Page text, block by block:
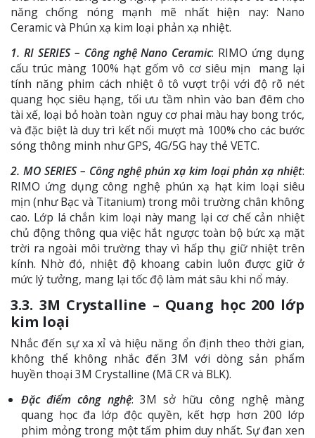
năng chống nóng mạnh mẽ nhất hiện nay: Nano
Ceramic và Phún xạ kim loại phản xạ nhiệt.
1. RI SERIES – Công nghệ Nano Ceramic: RIMO ứng dụng
cấu trúc màng 100% hạt gốm vô cơ siêu mịn mang lại
tính năng phim cách nhiệt ô tô vượt trội với độ rõ nét
quang học siêu hạng, tối ưu tầm nhìn vào ban đêm cho
tài xế, loại bỏ hoàn toàn nguy cơ phai màu hay bong tróc,
và đặc biệt là duy trì kết nối mượt mà 100% cho các bước
sóng thông minh như GPS, 4G/5G hay thẻ VETC.
2. MO SERIES – Công nghệ phún xạ kim loại phản xạ nhiệt:
RIMO ứng dụng công nghệ phún xạ hạt kim loại siêu
mịn (như Bạc và Titanium) trong môi trường chân không
cao. Lớp lá chắn kim loại này mang lại cơ chế cản nhiệt
chủ động thông qua việc hắt ngược toàn bộ bức xạ mặt
trời ra ngoài môi trường thay vì hấp thụ giữ nhiệt trên
kính. Nhờ đó, nhiệt độ khoang cabin luôn được giữ ở
mức lý tưởng, mang lại tốc độ làm mát sâu khi nổ máy.
3.3. 3M Crystalline – Quang học 200 lớp
kim loại
Nhắc đến sự xa xỉ và hiệu năng ổn định theo thời gian,
không thể không nhắc đến 3M với dòng sản phẩm
huyền thoại 3M Crystalline (Mã CR và BLK).
Đặc điểm công nghệ: 3M sở hữu công nghệ màng
quang học đa lớp độc quyền, kết hợp hơn 200 lớp
phim mỏng trong một tấm phim duy nhất. Sự đan xen